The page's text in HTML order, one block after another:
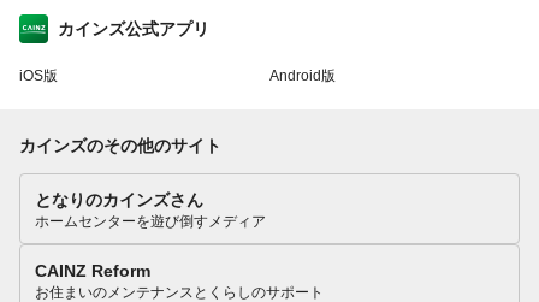
カインズ公式アプリ
iOS版 Android版
カインズのその他のサイト
となりのカインズさん
ホームセンターを遊び倒すメディア
CAINZ Reform
お住まいのメンテナンスとくらしのサポート